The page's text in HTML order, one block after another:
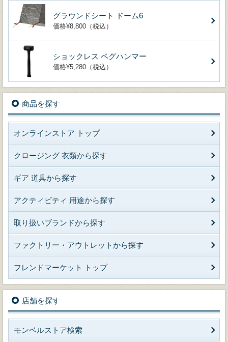
グラウンドシート ドーム6
価格¥8,800（税込）
ショックレス ペグハンマー
価格¥5,280（税込）
商品を探す
オンラインストア トップ
クロージング 衣類から探す
ギア 道具から探す
アクティビティ 用途から探す
取り扱いブランドから探す
ファクトリー・アウトレットから探す
フレンドマーケット トップ
店舗を探す
モンベルストア検索